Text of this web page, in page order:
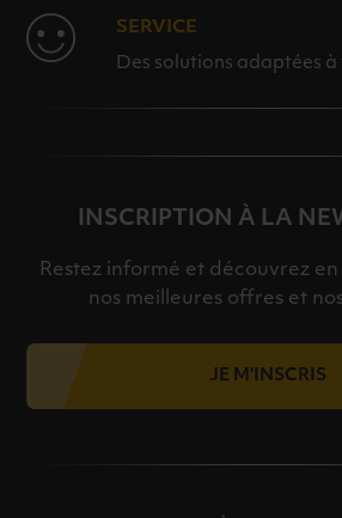
SERVICE
Des solutions adaptées à
INSCRIPTION À LA
Restez informé et découvrez
nos meilleures offres et
JE M'INSCRIS